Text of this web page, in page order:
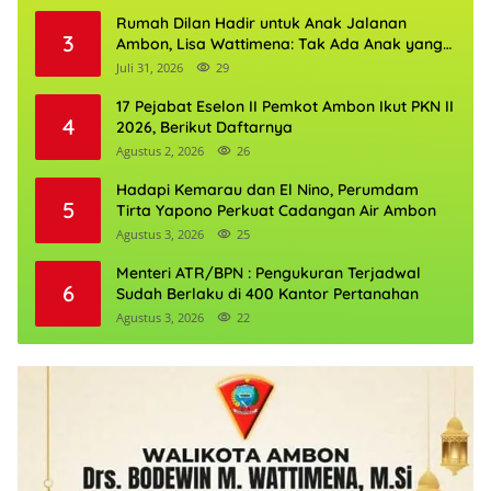
3
Rumah Dilan Hadir untuk Anak Jalanan
Ambon, Lisa Wattimena: Tak Ada Anak yang
Boleh Kehilangan Masa Depannya
Juli 31, 2026 29
4
17 Pejabat Eselon II Pemkot Ambon Ikut PKN II
2026, Berikut Daftarnya
Agustus 2, 2026 26
5
Hadapi Kemarau dan El Nino, Perumdam
Tirta Yapono Perkuat Cadangan Air Ambon
Agustus 3, 2026 25
6
Menteri ATR/BPN : Pengukuran Terjadwal
Sudah Berlaku di 400 Kantor Pertanahan
Agustus 3, 2026 22